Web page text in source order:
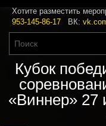
Хотите разместить
953-145-86-17 ВК:
Кубок
«Виннер» 27